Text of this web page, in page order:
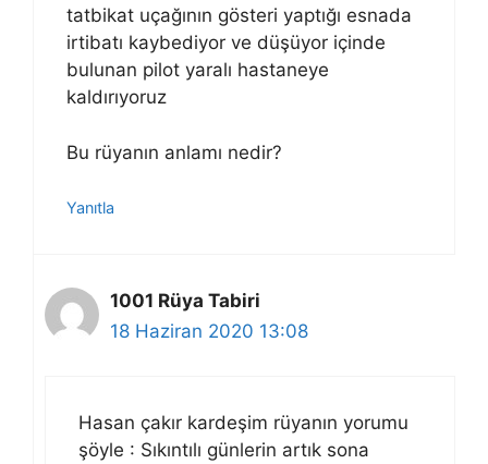
tatbikat uçağının gösteri yaptığı esnada
irtibatı kaybediyor ve düşüyor içinde
bulunan pilot yaralı hastaneye
kaldırıyoruz
Bu rüyanın anlamı nedir?
Yanıtla
1001 Rüya Tabiri
18 Haziran 2020 13:08
Hasan çakır kardeşim rüyanın yorumu
şöyle : Sıkıntılı günlerin artık sona